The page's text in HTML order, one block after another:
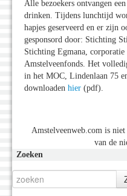
Alle bezoekers ontvangen
drinken. Tijdens lunchtijd
hapjes geserveerd en er zijn
gesponsord door: Stichting
Stichting Egmana,
Amstelveenfonds. Het
in het MOC, Lindenlaan 75
downloaden hier (pdf).
Amstelveenweb.com is
van de
Zoeken